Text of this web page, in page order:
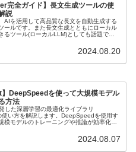
完全ガイド】長文生成ツールの使
説
AIを活用して高品質な長文を自動生成する
ールです。また長文生成とともにローカル
るツール(ローカルLLM)としても話題で
の手順を詳細に解説します。2024.08.20
】DeepSpeedを使って大規模モデル
方法
した深層学習の最適化ライブラリ
い方を解説します。DeepSpeedを使用す
模モデルのトレーニングや推論が効率化さ
、高度な機能の活用方法まで詳細に説明し
2024.08.07